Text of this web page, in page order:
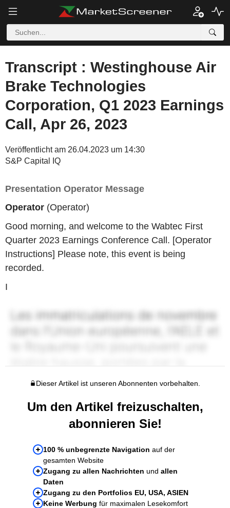
Transcript : Westinghouse Air
Brake Technologies
Corporation, Q1 2023 Earnings
Call, Apr 26, 2023
Veröffentlicht am 26.04.2023 um 14:30
S&P Capital IQ
Presentation Operator Message
Operator (Operator)
Good morning, and welcome to the Wabtec First
Quarter 2023 Earnings Conference Call. [Operator
Instructions] Please note, this event is being
recorded.
I
Dieser Artikel ist unseren Abonnenten vorbehalten.
Um den Artikel freizuschalten,
abonnieren Sie!
100 % unbegrenzte Navigation auf der
gesamten Website
Zugang zu allen Nachrichten und allen
Daten
Zugang zu den Portfolios EU, USA, ASIEN
Keine Werbung für maximalen Lesekomfort